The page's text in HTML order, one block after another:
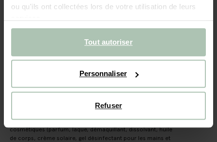
ou qu'ils ont collectées lors de votre utilisation de leurs
Tout autoriser
Personnaliser
Refuser
AJOUTER AU PANIER
Délai de rétractation de 14 jours
Bracelet rouge de Sissy-Boy. Le bracelet est composé de
perles en résine de plusieurs nuances de rouge avec un
clou plaqué or. Évitez tout contact avec des produits
cosmétiques (parfum, laque, démaquillant, dissolvant, huile
de corps, crème solaire, gel désinfectant pour les mains et